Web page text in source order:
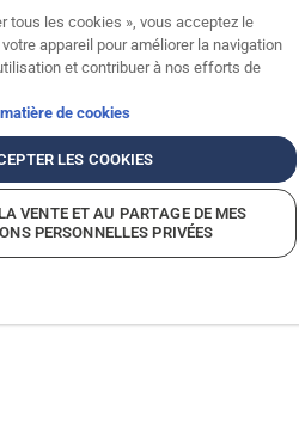
tous les cookies », vous acceptez le
appareil pour améliorer la navigation
et contribuer à nos efforts de
de cookies
LES COOKIES
VENTE ET AU PARTAGE DE MES
PERSONNELLES PRIVÉES